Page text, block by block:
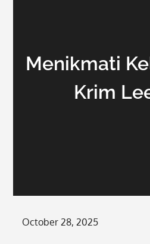
Menikmati
Krim
Posted
October 28, 2025